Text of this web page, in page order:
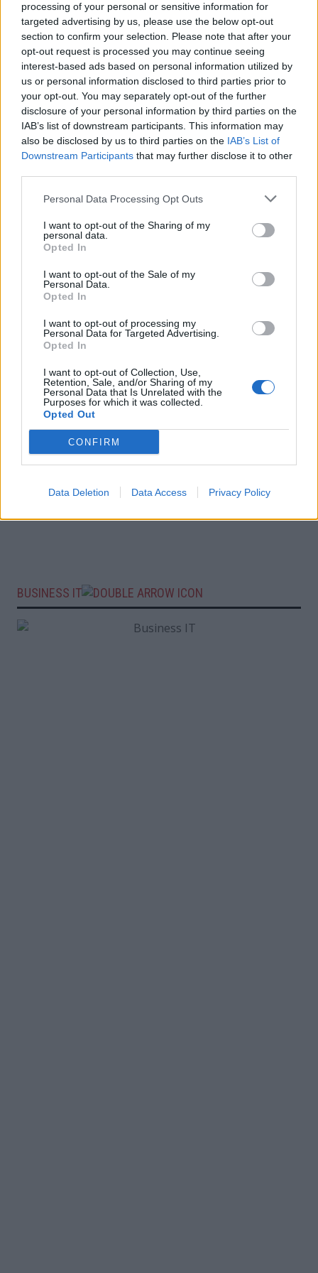
processing of your personal or sensitive information for
targeted advertising by us, please use the below opt-out
section to confirm your selection. Please note that after your
opt-out request is processed you may continue seeing
interest-based ads based on personal information utilized by
us or personal information disclosed to third parties prior to
your opt-out. You may separately opt-out of the further
disclosure of your personal information by third parties on the
IAB’s list of downstream participants. This information may
also be disclosed by us to third parties on the IAB’s List of
Downstream Participants that may further disclose it to other
Personal Data Processing Opt Outs
I want to opt-out of the Sharing of my
personal data.
Opted In
I want to opt-out of the Sale of my
Personal Data.
Opted In
I want to opt-out of processing my
Personal Data for Targeted Advertising.
Opted In
I want to opt-out of Collection, Use,
Retention, Sale, and/or Sharing of my
Personal Data that Is Unrelated with the
Purposes for which it was collected.
Opted Out
CONFIRM
Data Deletion Data Access Privacy Policy
BUSINESS IT